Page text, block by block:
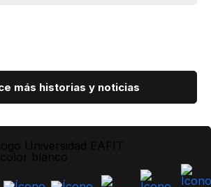
más historias y noticias